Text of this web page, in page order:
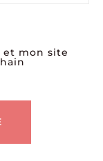
et mon site